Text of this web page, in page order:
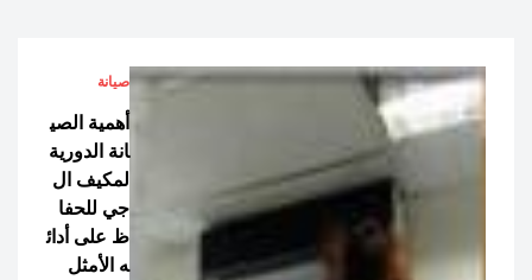
صيانة
أهمية الصي
انة الدورية
لمكيف ال
جي للحفا
ظ على أدائ
ه الأمثل